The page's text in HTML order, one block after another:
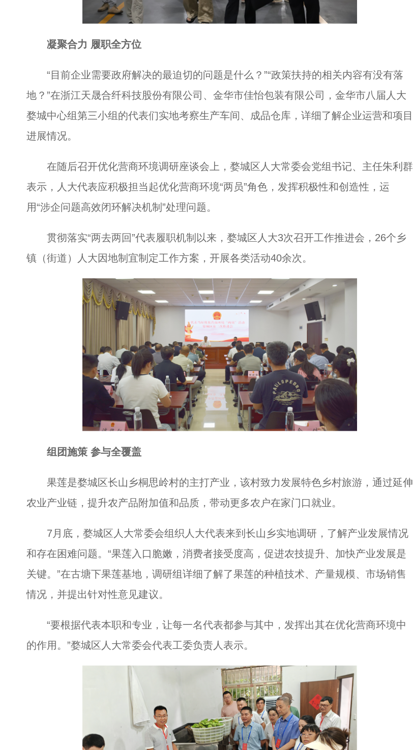
凝聚合力 履职全方位
“目前企业需要政府解决的最迫切的问题是什么？”“政策扶持的相关内容有没有落
地？”在浙江天晟合纤科技股份有限公司、金华市佳怡包装有限公司，金华市八届人大
婺城中心组第三小组的代表们实地考察生产车间、成品仓库，详细了解企业运营和项目
进展情况。
在随后召开优化营商环境调研座谈会上，婺城区人大常委会党组书记、主任朱利群
表示，人大代表应积极担当起优化营商环境“两员”角色，发挥积极性和创造性，运
用“涉企问题高效闭环解决机制”处理问题。
贯彻落实“两去两回”代表履职机制以来，婺城区人大3次召开工作推进会，26个乡
镇（街道）人大因地制宜制定工作方案，开展各类活动40余次。
组团施策 参与全覆盖
果莲是婺城区长山乡桐思岭村的主打产业，该村致力发展特色乡村旅游，通过延伸
农业产业链，提升农产品附加值和品质，带动更多农户在家门口就业。
7月底，婺城区人大常委会组织人大代表来到长山乡实地调研，了解产业发展情况
和存在困难问题。“果莲入口脆嫩，消费者接受度高，促进农技提升、加快产业发展是
关键。”在古塘下果莲基地，调研组详细了解了果莲的种植技术、产量规模、市场销售
情况，并提出针对性意见建议。
“要根据代表本职和专业，让每一名代表都参与其中，发挥出其在优化营商环境中
的作用。”婺城区人大常委会代表工委负责人表示。